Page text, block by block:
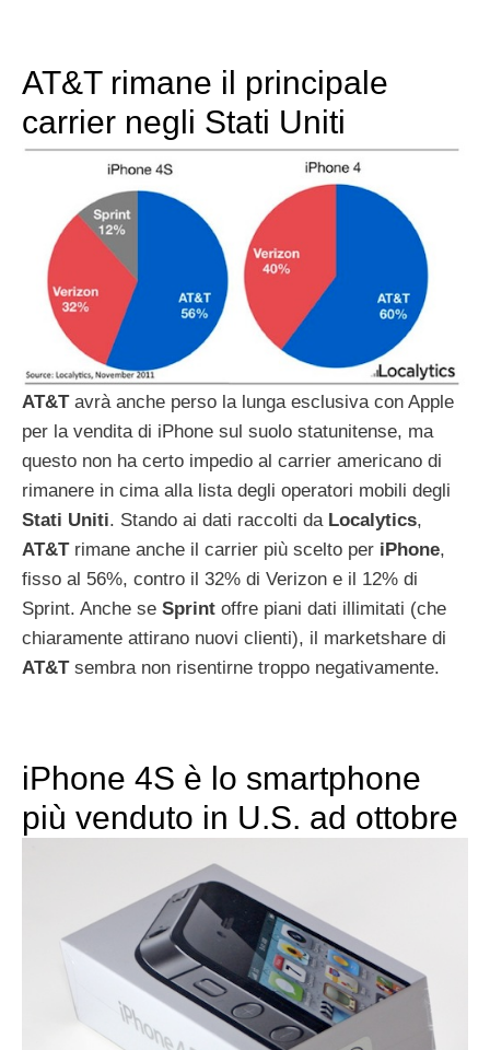
AT&T rimane il principale
carrier negli Stati Uniti
AT&Tavrà anche perso la lunga esclusiva con Apple
per la vendita di iPhone sul suolo statunitense, ma
questo non ha certo impedio al carrier americano di
rimanere in cima alla lista degli operatori mobili degli
Stati Uniti. Stando ai dati raccolti da Localytics,
AT&Trimane anche il carrier più scelto per iPhone,
fisso al 56%, contro il 32% di Verizon e il 12% di
Sprint. Anche se Sprint offre piani dati illimitati (che
chiaramente attirano nuovi clienti), il marketshare di
AT&Tsembra non risentirne troppo negativamente.
iPhone 4S è lo smartphone
più venduto in U.S. ad ottobre